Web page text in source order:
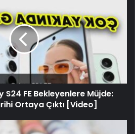
S24 FE Bekleyenlere Müjde:
Ortaya Çıktı [Video]